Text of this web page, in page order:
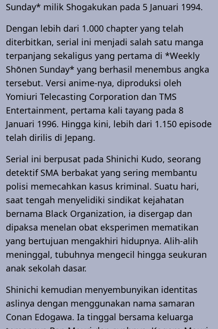
Sunday* milik Shogakukan pada 5 Januari 1994.
Dengan lebih dari 1.000 chapter yang telah
diterbitkan, serial ini menjadi salah satu manga
terpanjang sekaligus yang pertama di *Weekly
Shōnen Sunday* yang berhasil menembus angka
tersebut. Versi anime-nya, diproduksi oleh
Yomiuri Telecasting Corporation dan TMS
Entertainment, pertama kali tayang pada 8
Januari 1996. Hingga kini, lebih dari 1.150 episode
telah dirilis di Jepang.
Serial ini berpusat pada Shinichi Kudo, seorang
detektif SMA berbakat yang sering membantu
polisi memecahkan kasus kriminal. Suatu hari,
saat tengah menyelidiki sindikat kejahatan
bernama Black Organization, ia disergap dan
dipaksa menelan obat eksperimen mematikan
yang bertujuan mengakhiri hidupnya. Alih-alih
meninggal, tubuhnya mengecil hingga seukuran
anak sekolah dasar.
Shinichi kemudian menyembunyikan identitas
aslinya dengan menggunakan nama samaran
Conan Edogawa. Ia tinggal bersama keluarga